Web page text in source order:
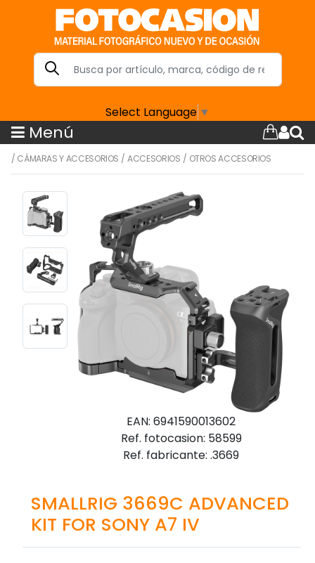
Select Language ▼
Menú
/ CÁMARAS Y ACCESORIOS /ACCESORIOS / OTROS ACCESORIOS
EAN: 6941590013602
Ref. fotocasion: 58599
Ref. fabricante: .3669
SMALLRIG 3669C ADVANCED
KIT FOR SONY A7 IV